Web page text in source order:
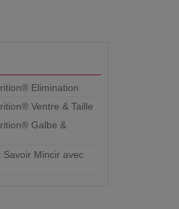
Elimination
Ventre & Taille
Galbe &
Savoir Mincir avec